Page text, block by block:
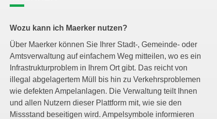
Wozu kann ich Maerker nutzen?
Über Maerker können Sie Ihrer Stadt-, Gemeinde- oder
Amtsverwaltung auf einfachem Weg mitteilen, wo es ein
Infrastrukturproblem in Ihrem Ort gibt. Das reicht von
illegal abgelagertem Müll bis hin zu Verkehrsproblemen
wie defekten Ampelanlagen. Die Verwaltung teilt Ihnen
und allen Nutzern dieser Plattform mit, wie sie den
Missstand beseitigen wird. Ampelsymbole informieren